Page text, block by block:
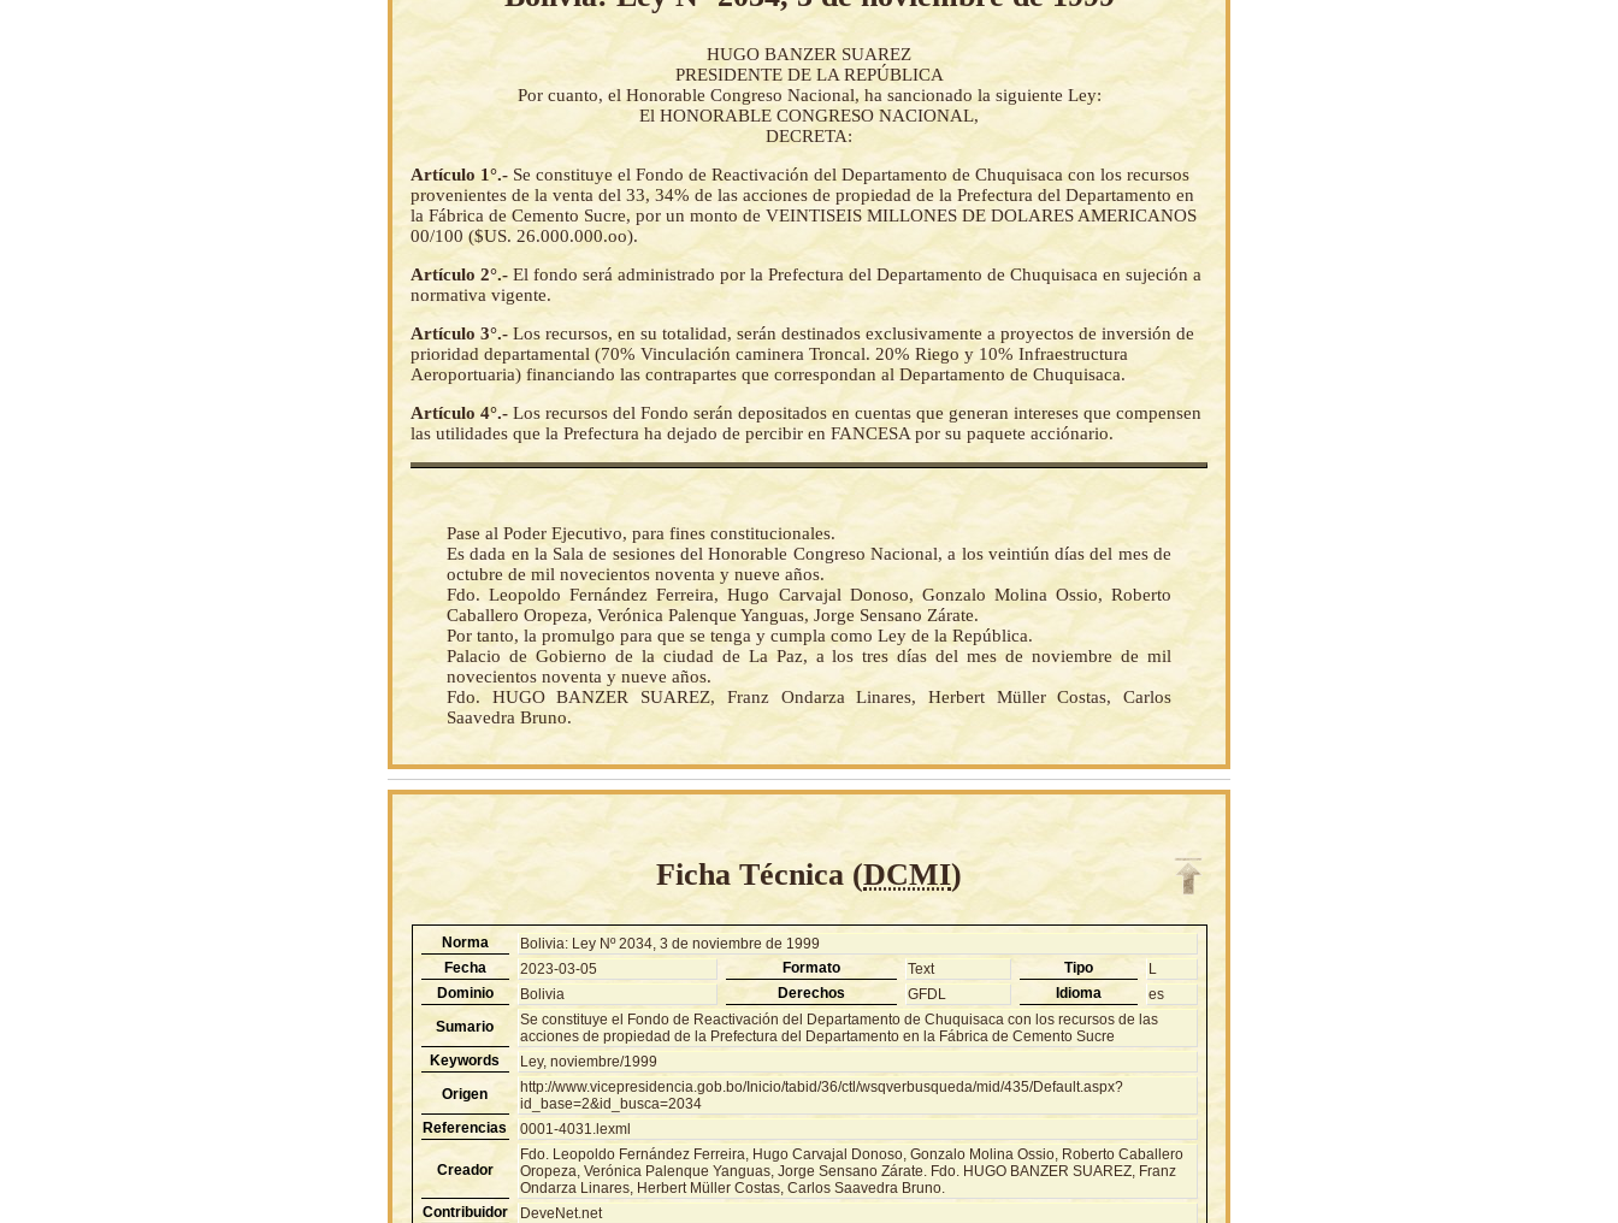
HUGO BANZER SUAREZ
PRESIDENTE DE LA REPÚBLICA
Por cuanto, el Honorable Congreso Nacional, ha sancionado la siguiente Ley:
El HONORABLE CONGRESO NACIONAL,
DECRETA:
Artículo 1°.- Se constituye el Fondo de Reactivación del Departamento de Chuquisaca con los recursos
provenientes de la venta del 33, 34% de las acciones de propiedad de la Prefectura del Departamento en
la Fábrica de Cemento Sucre, por un monto de VEINTISEIS MILLONES DE DOLARES AMERICANOS
00/100 ($US. 26.000.000.oo).
Artículo 2°.- El fondo será administrado por la Prefectura del Departamento de Chuquisaca en sujeción a
normativa vigente.
Artículo 3°.- Los recursos, en su totalidad, serán destinados exclusivamente a proyectos de inversión de
prioridad departamental (70% Vinculación caminera Troncal. 20% Riego y 10% Infraestructura
Aeroportuaria) financiando las contrapartes que correspondan al Departamento de Chuquisaca.
Artículo 4°.- Los recursos del Fondo serán depositados en cuentas que generan intereses que compensen
las utilidades que la Prefectura ha dejado de percibir en FANCESA por su paquete acciónario.
Pase al Poder Ejecutivo, para fines constitucionales.
Es dada en la Sala de sesiones del Honorable Congreso Nacional, a los veintiún días del mes de
octubre de mil novecientos noventa y nueve años.
Fdo. Leopoldo Fernández Ferreira, Hugo Carvajal Donoso, Gonzalo Molina Ossio, Roberto
Caballero Oropeza, Verónica Palenque Yanguas, Jorge Sensano Zárate.
Por tanto, la promulgo para que se tenga y cumpla como Ley de la República.
Palacio de Gobierno de la ciudad de La Paz, a los tres días del mes de noviembre de mil
novecientos noventa y nueve años.
Fdo. HUGO BANZER SUAREZ, Franz Ondarza Linares, Herbert Müller Costas, Carlos
Saavedra Bruno.
Ficha Técnica (DCMI)
Norma
Bolivia: Ley Nº 2034, 3 de noviembre de 1999
Fecha
2023-03-05 Formato Text Tipo
L
Dominio
Bolivia Derechos GFDL Idioma
es
Sumario
Se constituye el Fondo de Reactivación del Departamento de Chuquisaca con los recursos de las
acciones de propiedad de la Prefectura del Departamento en la Fábrica de Cemento Sucre
Keywords
Ley, noviembre/1999
Origen
http://www.vicepresidencia.gob.bo/Inicio/tabid/36/ctl/wsqverbusqueda/mid/435/Default.aspx?
id_base=2&id_busca=2034
Referencias
0001-4031.lexml
Creador
Fdo. Leopoldo Fernández Ferreira, Hugo Carvajal Donoso, Gonzalo Molina Ossio, Roberto Caballero
Oropeza, Verónica Palenque Yanguas, Jorge Sensano Zárate. Fdo. HUGO BANZER SUAREZ, Franz
Ondarza Linares, Herbert Müller Costas, Carlos Saavedra Bruno.
Contribuidor
DeveNet.net